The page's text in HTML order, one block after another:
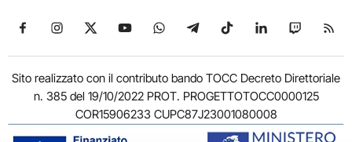
Seguici su Facebook
Seguici su Instagram
Seguici su X
Seguici su YouTube
Seguici su WhatsApp
Seguici su Telegram
Seguici su TikTok
Seguici su
Seguici
Sito realizzato con il contributo bando TOCC Decreto Direttoriale
n. 385 del 19/10/2022 PROT. PROGETTOTOCC0000125
COR15906233 CUPC87J23001080008